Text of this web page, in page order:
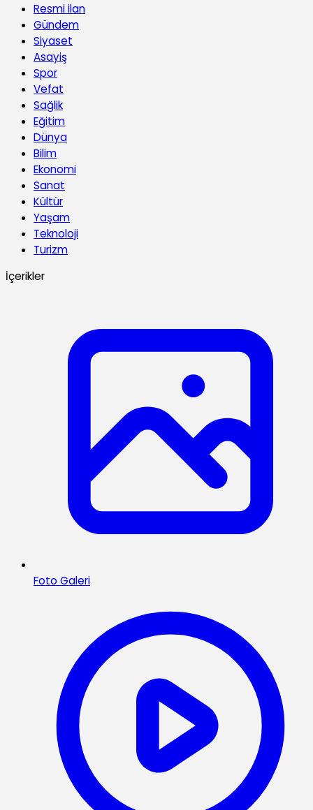
Resmi ilan
Gündem
Siyaset
Asayiş
Spor
Vefat
Sağlik
Eğitim
Dünya
Bilim
Ekonomi
Sanat
Kültür
Yaşam
Teknoloji
Turizm
İçerikler
Foto Galeri